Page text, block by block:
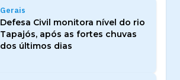
Gerais
Defesa Civil monitora nível do rio
Tapajós, após as fortes chuvas
dos últimos dias